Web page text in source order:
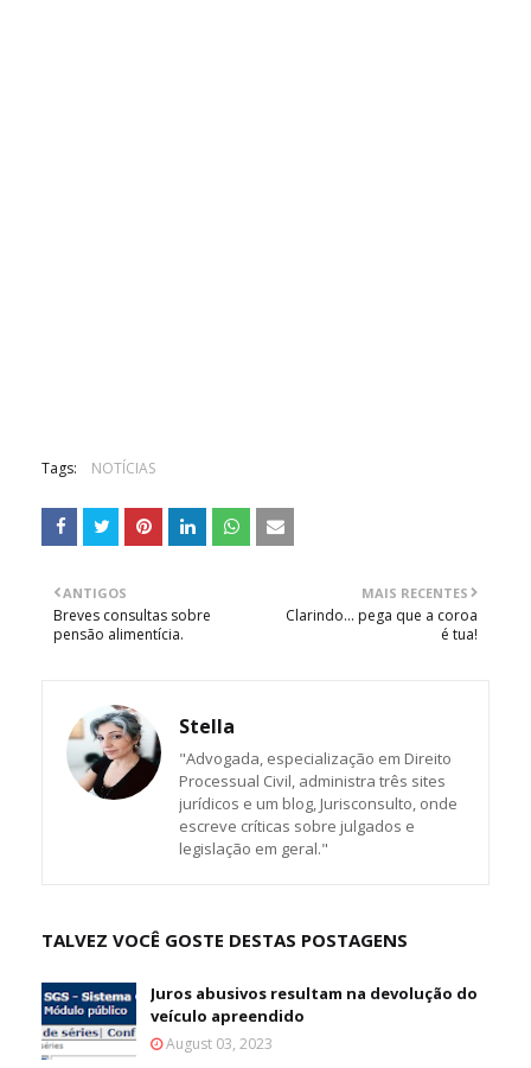
Tags: NOTÍCIAS
MAIS RECENTES
Clarindo... pega que a coroa
é tua!
ANTIGOS
Breves consultas sobre
pensão alimentícia.
Stella
"Advogada, especialização em Direito
Processual Civil, administra três sites
jurídicos e um blog, Jurisconsulto, onde
escreve críticas sobre julgados e
legislação em geral."
TALVEZ VOCÊ GOSTE DESTAS POSTAGENS
Juros abusivos resultam na devolução do
veículo apreendido
August 03, 2023